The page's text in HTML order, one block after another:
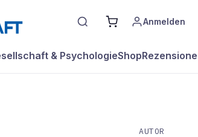
Anmelden
& PsychologieShop
AUTOR